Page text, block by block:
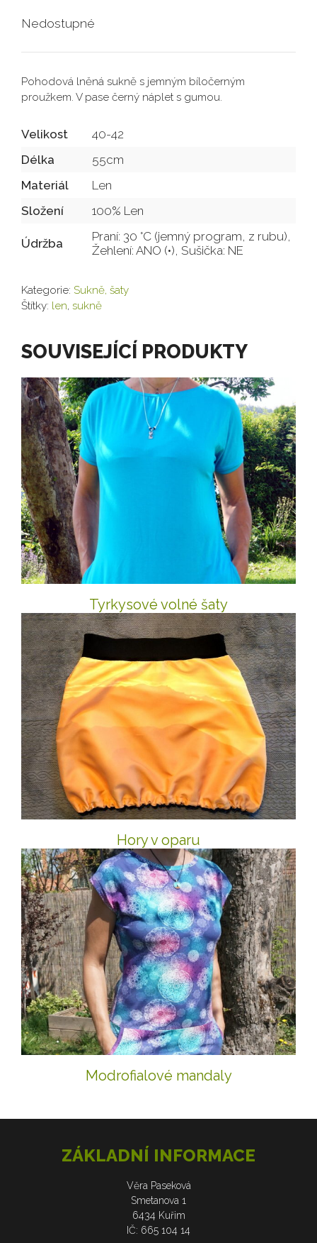
Nedostupné
Pohodová lněná sukně s jemným bíločerným
proužkem. V pase černý náplet s gumou.
Velikost
40-42
Délka
55cm
Materiál
Len
Složení
100% Len
Údržba
Praní: 30 °C (jemný program, z rubu),
Žehlení: ANO (•), Sušička: NE
Kategorie: Sukně, šaty
Štítky: len, sukně
SOUVISEJÍCÍ PRODUKTY
Tyrkysové volné šaty
Hory v oparu
Modrofialové mandaly
ZÁKLADNÍ INFORMACE
Věra Paseková
Smetanova 1
6434 Kuřim
IČ: 665 104 14